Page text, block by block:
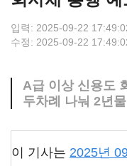
입력: 2025-09-22
수정: 2025-09-22
A급 이상 신용도
두차례 나눠 2년
이 기사는 2025년